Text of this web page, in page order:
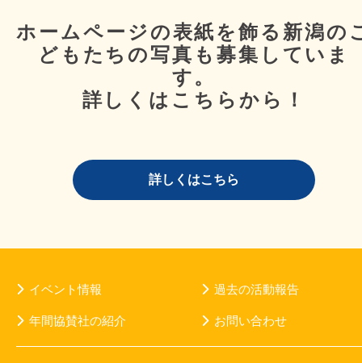
ホームページの表紙を飾る新潟の
どもたちの写真も募集していま
す。
詳しくはこちらから！
詳しくはこちら
イベント情報 過去の活動報告
年間協賛社の紹介 お問い合わせ